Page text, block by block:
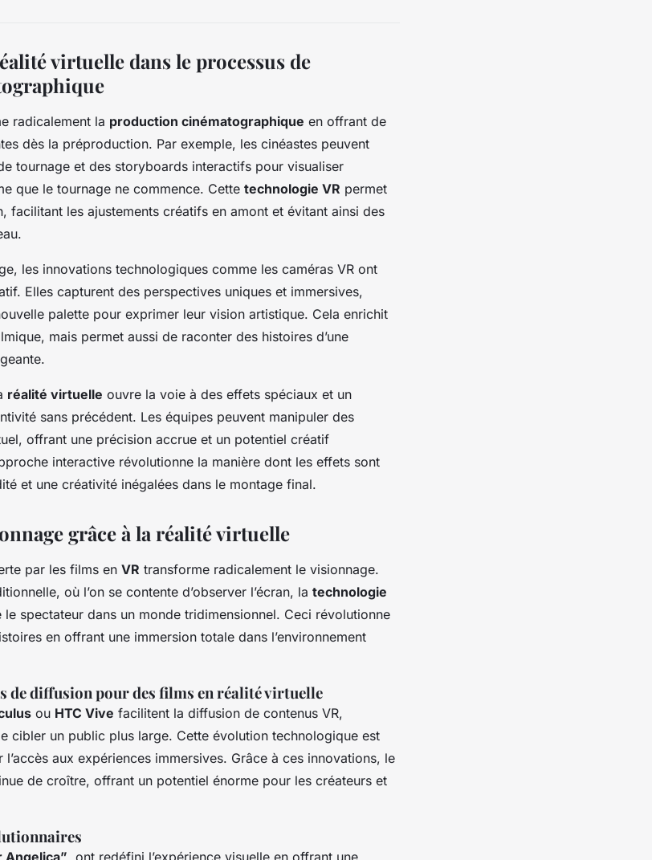
virtuelle dans le processus de
radicalement la production cinématographique en offrant de
dès la préproduction. Par exemple, les cinéastes peuvent
tournage et des storyboards interactifs pour visualiser
que le tournage ne commence. Cette technologie VR permet
facilitant les ajustements créatifs en amont et évitant ainsi des
les innovations technologiques comme les caméras VR ont
Elles capturent des perspectives uniques et immersives,
palette pour exprimer leur vision artistique. Cela enrichit
mais permet aussi de raconter des histoires d’une
réalité virtuelle ouvre la voie à des effets spéciaux et un
sans précédent. Les équipes peuvent manipuler des
offrant une précision accrue et un potentiel créatif
interactive révolutionne la manière dont les effets sont
et une créativité inégalées dans le montage final.
grâce à la réalité virtuelle
par les films en VR transforme radicalement le visionnage.
où l’on se contente d’observer l’écran, la technologie
le spectateur dans un monde tridimensionnel. Ceci révolutionne
en offrant une immersion totale dans l’environnement
de diffusion pour des films en réalité virtuelle
ou HTC Vive facilitent la diffusion de contenus VR,
cibler un public plus large. Cette évolution technologique est
aux expériences immersives. Grâce à ces innovations, le
de croître, offrant un potentiel énorme pour les créateurs et
Angelica”, ont redéfini l’expérience visuelle en offrant une